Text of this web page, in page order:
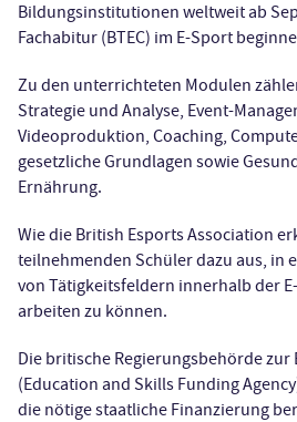
Bildungsinstitutionen weltweit ab
Fachabitur (BTEC) im E-Sport
Zu den unterrichteten Modulen
Strategie und Analyse, Event-
Videoproduktion, Coaching,
gesetzliche Grundlagen sowie
Ernährung.
Wie die British Esports Association
teilnehmenden Schüler dazu aus, in
von Tätigkeitsfeldern innerhalb der
arbeiten zu können.
Die britische Regierungsbehörde
(Education and Skills Funding
die nötige staatliche Finanzierung